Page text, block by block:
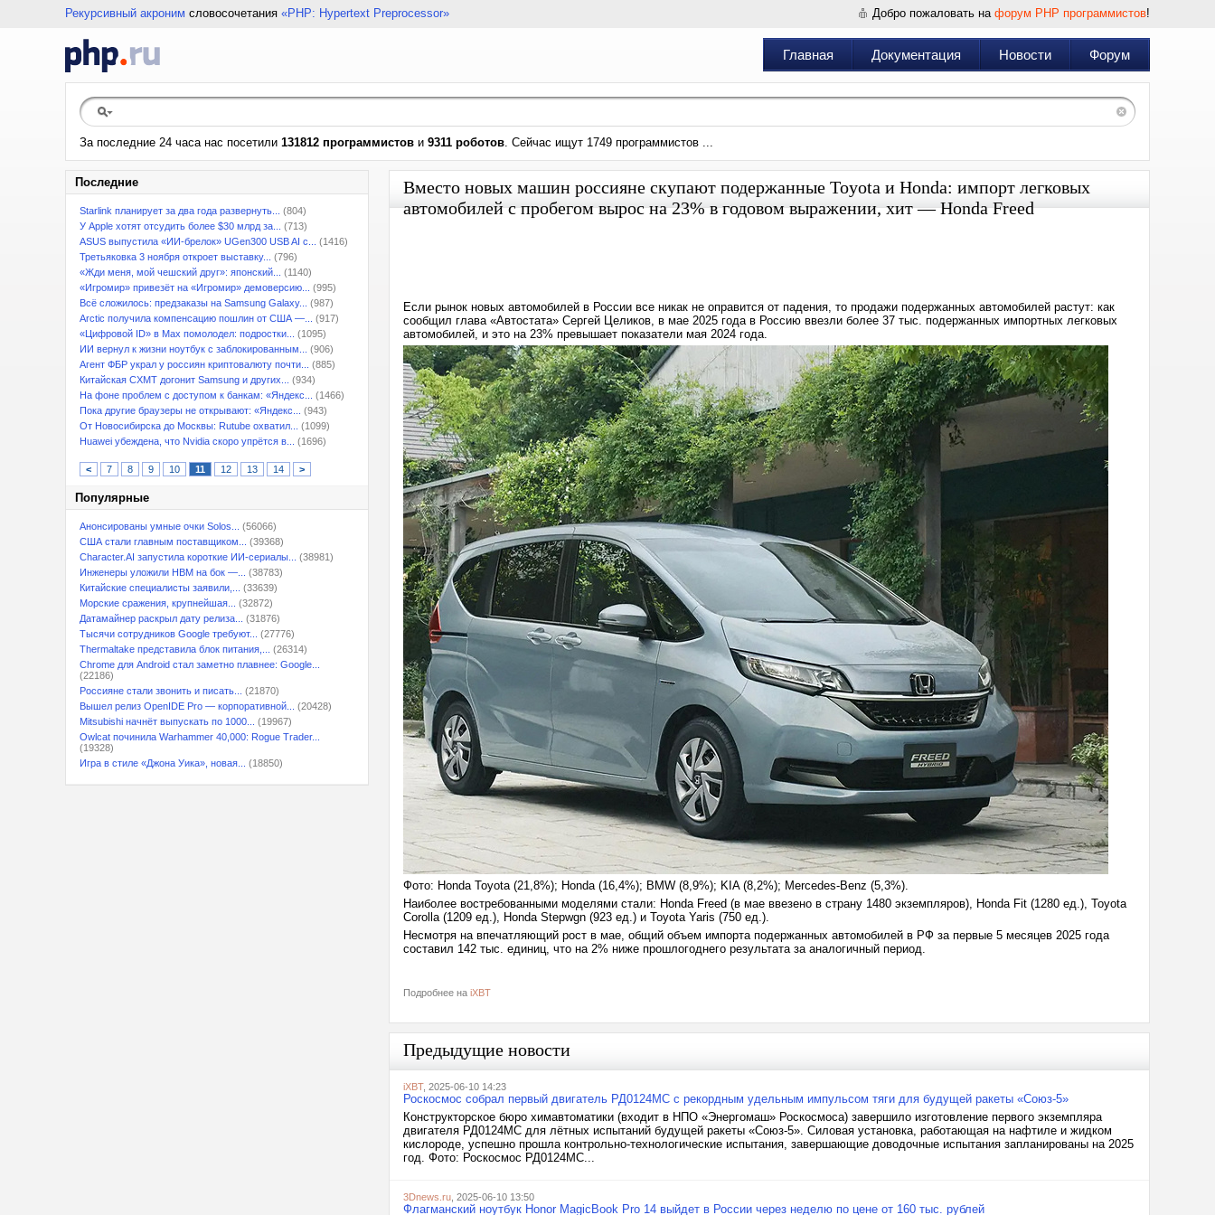
Рекурсивный акроним словосочетания «PHP: Hypertext Preprocessor» Добро пожаловать на форум PHP программистов!
Главная Документация Новости Форум
За последние 24 часа нас посетили 131812 программистов и 9311 роботов. Сейчас ищут 1749 программистов ...
Последние
Starlink планирует за два года развернуть...
(804)
У Apple хотят отсудить более $30 млрд за...
(713)
ASUS выпустила «ИИ-брелок» UGen300 USB AI с...
(1416)
Третьяковка 3 ноября откроет выставку...
(796)
«Жди меня, мой чешский друг»: японский...
(1140)
«Игромир» привезёт на «Игромир» демоверсию...
(995)
Всё сложилось: предзаказы на Samsung Galaxy...
(987)
Arctic получила компенсацию пошлин от США —...
(917)
«Цифровой ID» в Max помолодел: подростки...
(1095)
ИИ вернул к жизни ноутбук с заблокированным...
(906)
Агент ФБР украл у россиян криптовалюту почти...
(885)
Китайская CXMT догонит Samsung и других...
(934)
На фоне проблем с доступом к банкам: «Яндекс...
(1466)
Пока другие браузеры не открывают: «Яндекс...
(943)
От Новосибирска до Москвы: Rutube охватил...
(1099)
Huawei убеждена, что Nvidia скоро упрётся в...
(1696)
< 7 8 9 10 11 12 13 14 >
Популярные
Анонсированы умные очки Solos...
(56066)
США стали главным поставщиком...
(39368)
Character.AI запустила короткие ИИ-сериалы...
(38981)
Инженеры уложили HBM на бок —...
(38783)
Китайские специалисты заявили,...
(33639)
Морские сражения, крупнейшая...
(32872)
Датамайнер раскрыл дату релиза...
(31876)
Тысячи сотрудников Google требуют...
(27776)
Thermaltake представила блок питания,...
(26314)
Chrome для Android стал заметно плавнее: Google...
(22186)
Россияне стали звонить и писать...
(21870)
Вышел релиз OpenIDE Pro — корпоративной...
(20428)
Mitsubishi начнёт выпускать по 1000...
(19967)
Owlcat починила Warhammer 40,000: Rogue Trader...
(19328)
Игра в стиле «Джона Уика», новая...
(18850)
Вместо новых машин россияне скупают подержанные Toyota и Honda: импорт легковых
автомобилей с пробегом вырос на 23% в годовом выражении, хит — Honda Freed
Если рынок новых автомобилей в России все никак не оправится от падения, то продажи подержанных автомобилей растут: как
сообщил глава «Автостата» Сергей Целиков, в мае 2025 года в Россию ввезли более 37 тыс. подержанных импортных легковых
автомобилей, и это на 23% превышает показатели мая 2024 года.
Фото: Honda Toyota (21,8%); Honda (16,4%); BMW (8,9%); KIA (8,2%); Mercedes-Benz (5,3%).
Наиболее востребованными моделями стали: Honda Freed (в мае ввезено в страну 1480 экземпляров), Honda Fit (1280 ед.), Toyota
Corolla (1209 ед.), Honda Stepwgn (923 ед.) и Toyota Yaris (750 ед.).
Несмотря на впечатляющий рост в мае, общий объем импорта подержанных автомобилей в РФ за первые 5 месяцев 2025 года
составил 142 тыс. единиц, что на 2% ниже прошлогоднего результата за аналогичный период.
Подробнее на iXBT
Предыдущие новости
iXBT, 2025-06-10 14:23
Роскосмос собрал первый двигатель РД0124МС с рекордным удельным импульсом тяги для будущей ракеты «Союз-5»
Конструкторское бюро химавтоматики (входит в НПО «Энергомаш» Роскосмоса) завершило изготовление первого экземпляра
двигателя РД0124МС для лётных испытаний будущей ракеты «Союз-5». Силовая установка, работающая на нафтиле и жидком
кислороде, успешно прошла контрольно-технологические испытания, завершающие доводочные испытания запланированы на 2025
год. Фото: Роскосмос РД0124МС...
3Dnews.ru , 2025-06-10 13:50
Флагманский ноутбук Honor MagicBook Pro 14 выйдет в России через неделю по цене от 160 тыс. рублей